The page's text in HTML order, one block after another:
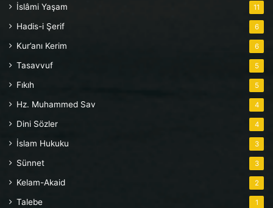
İslâmi Yaşam 11
Hadis-i Şerif 6
Kur’anı Kerim 6
Tasavvuf 5
Fıkıh 5
Hz. Muhammed Sav 4
Dini Sözler 4
İslam Hukuku 3
Sünnet 3
Kelam-Akaid 2
Talebe 1